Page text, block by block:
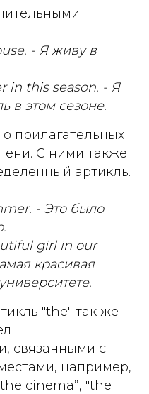
- Я живу в
in this season. - Я
в этом сезоне.
о прилагательных
С ними также
артикль.
- Это было
girl in our
красивая
"the" так же
связанными с
например,
cinema”, "the